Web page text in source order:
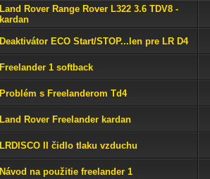
Land Rover Range Rover L322 3.6 TDV8 -
kardan
Deaktivátor ECO Start/STOP...len pre LR D4
Freelander 1 softback
Problém s Freelanderom Td4
Land Rover Freelander kardan
LRDISCO II čidlo tlaku vzduchu
Návod na použitie freelander 1